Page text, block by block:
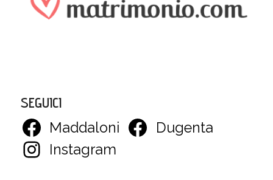
SEGUICI
Maddaloni
Dugenta
Instagram